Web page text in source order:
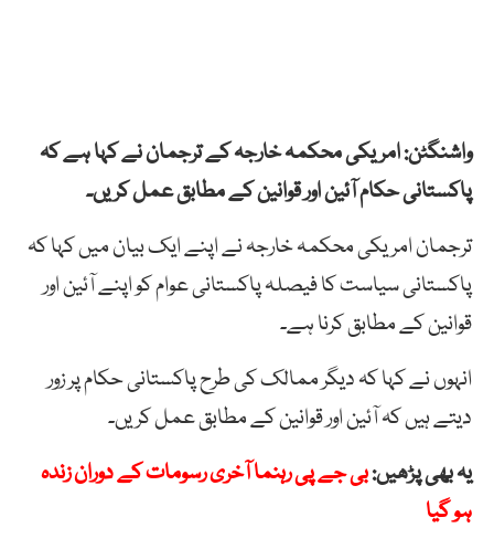
واشنگٹن: امریکی محکمہ خارجہ کے ترجمان نے کہا ہے کہ
پاکستانی حکام آئین اور قوانین کے مطابق عمل کریں۔
ترجمان امریکی محکمہ خارجہ نے اپنے ایک بیان میں کہا کہ
پاکستانی سیاست کا فیصلہ پاکستانی عوام کو اپنے آئین اور
قوانین کے مطابق کرنا ہے۔
انہوں نے کہا کہ دیگر ممالک کی طرح پاکستانی حکام پر زور
دیتے ہیں کہ آئین اور قوانین کے مطابق عمل کریں۔
یہ بھی پڑھیں:بی جے پی رہنما آخری رسومات کے دوران زندہ
ہو گیا